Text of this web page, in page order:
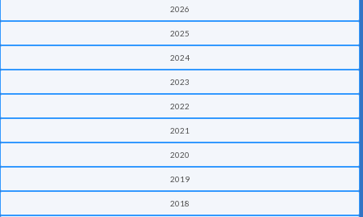
2026
2025
2024
2023
2022
2021
2020
2019
2018